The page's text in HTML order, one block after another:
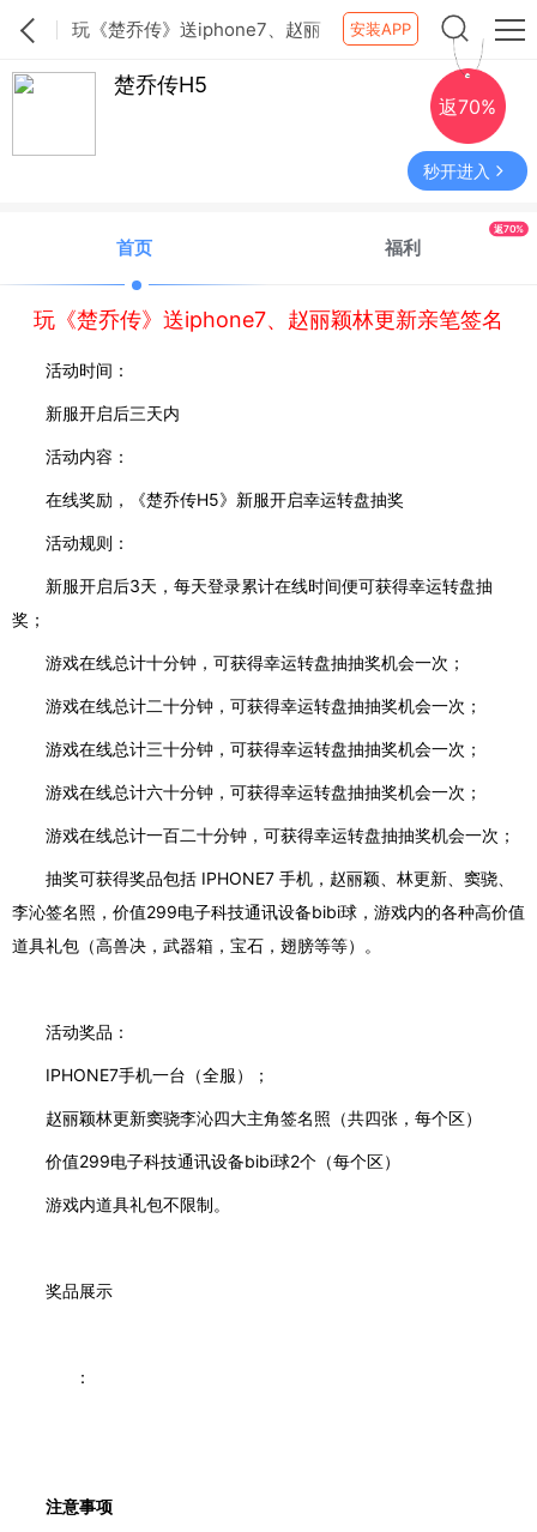
玩《楚乔传》送iphone7、赵丽
颖林更新亲笔签名
安装APP
楚乔传H5
返70%
秒开进入
首页 福利
返70%
玩《楚乔传》送iphone7、赵丽颖林更新亲笔签名
活动时间：
新服开启后三天内
活动内容：
在线奖励，《楚乔传H5》新服开启幸运转盘抽奖
活动规则：
新服开启后3天，每天登录累计在线时间便可获得幸运转盘抽
奖；
游戏在线总计十分钟，可获得幸运转盘抽抽奖机会一次；
游戏在线总计二十分钟，可获得幸运转盘抽抽奖机会一次；
游戏在线总计三十分钟，可获得幸运转盘抽抽奖机会一次；
游戏在线总计六十分钟，可获得幸运转盘抽抽奖机会一次；
游戏在线总计一百二十分钟，可获得幸运转盘抽抽奖机会一次；
抽奖可获得奖品包括 IPHONE7 手机，赵丽颖、林更新、窦骁、
李沁签名照，价值299电子科技通讯设备bibi球，游戏内的各种高价值
道具礼包（高兽决，武器箱，宝石，翅膀等等）。
活动奖品：
IPHONE7手机一台（全服）；
赵丽颖林更新窦骁李沁四大主角签名照（共四张，每个区）
价值299电子科技通讯设备bibi球2个（每个区）
游戏内道具礼包不限制。
奖品展示
：
注意事项